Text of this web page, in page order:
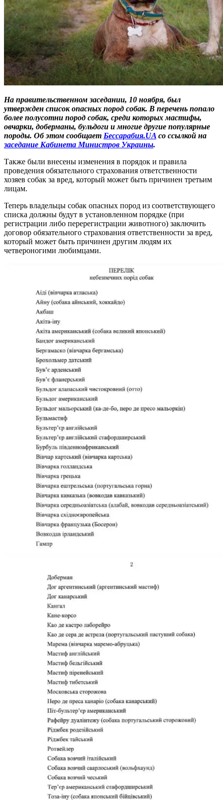
На правительственном заседании, 10 ноября, был
утвержден список опасных пород собак. В перечень попало
более полусотни пород собак, среди которых мастифы,
овчарки, доберманы, бульдоги и многие другие популярные
породы. Об этом сообщает Бессарабия.UA со ссылкой на
заседание Кабинета Министров Украины.
Также были внесены изменения в порядок и правила
проведения обязательного страхования ответственности
хозяев собак за вред, который может быть причинен третьим
лицам.
Теперь владельцы собак опасных пород из соответствующего
списка должны будут в установленном порядке (при
регистрации либо перерегистрации животного) заключить
договор обязательного страхования ответственности за вред,
который может быть причинен другим людям их
четвероногими любимцами.